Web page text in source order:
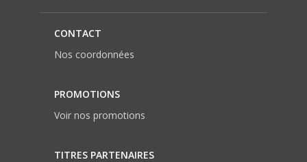
CONTACT
Nos coordonnées
PROMOTIONS
Voir nos promotions
TITRES PARTENAIRES